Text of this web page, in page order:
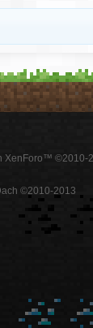
XenForo™ ©2010-
©2010-2013